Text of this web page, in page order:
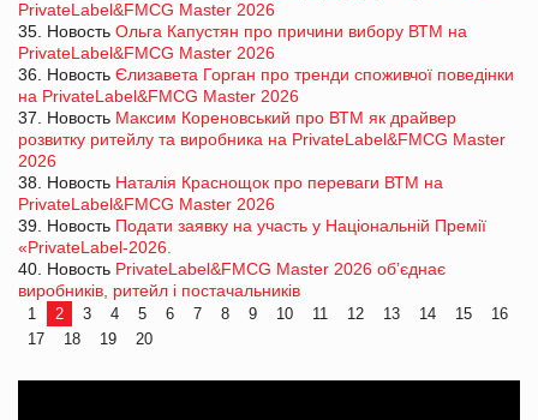
PrivateLabel&FMCG Master 2026
35. Новость Ольга Капустян про причини вибору ВТМ на
PrivateLabel&FMCG Master 2026
36. Новость Єлизавета Горган про тренди споживчої поведінки
на PrivateLabel&FMCG Master 2026
37. Новость Максим Кореновський про ВТМ як драйвер
розвитку ритейлу та виробника на PrivateLabel&FMCG Master
2026
38. Новость Наталія Краснощок про переваги ВТМ на
PrivateLabel&FMCG Master 2026
39. Новость Подати заявку на участь у Національній Премії
«PrivateLabel-2026.
40. Новость PrivateLabel&FMCG Master 2026 об’єднає
виробників, ритейл і постачальників
1 2 3 4 5 6 7 8 9 10 11 12 13 14 15
16
17
18 19 20